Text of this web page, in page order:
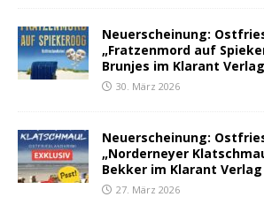
Neuerscheinung:
„Fratzenmord auf
Brunjes im Klarant Verlag
30. März 2026
Neuerscheinung:
„Norderneyer
Bekker im Klarant Verlag
27. März 2026